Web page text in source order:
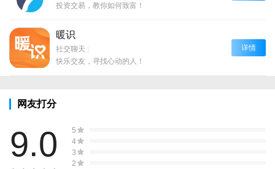
投资交易，教你如何致富！
暖识
社交聊天 |
快乐交友，寻找心动的人！
详情
网友打分
9.0
5
4
3
2